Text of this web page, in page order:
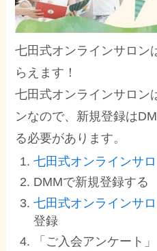
七田式オンラインサロン
らえます！
七田式オンラインサロン
ンなので、新規登録は
る必要があります。
七田式オンラインサ
DMMで新規登録する
七田式オンラインサ
登録
「ご入会アンケート」